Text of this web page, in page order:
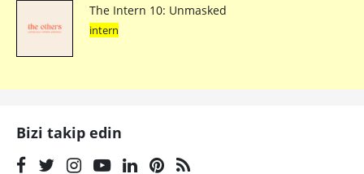
The Intern 10: Unmasked
intern
Bizi takip edin